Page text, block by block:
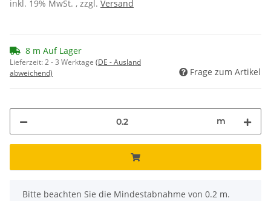
inkl. 19% MwSt. , zzgl. Versand
8 m Auf Lager
Lieferzeit:2 - 3 Werktage (DE - Ausland
abweichend)
Frage zum Artikel
m
x
Bitte beachten Sie die Mindestabnahme von 0.2 m.